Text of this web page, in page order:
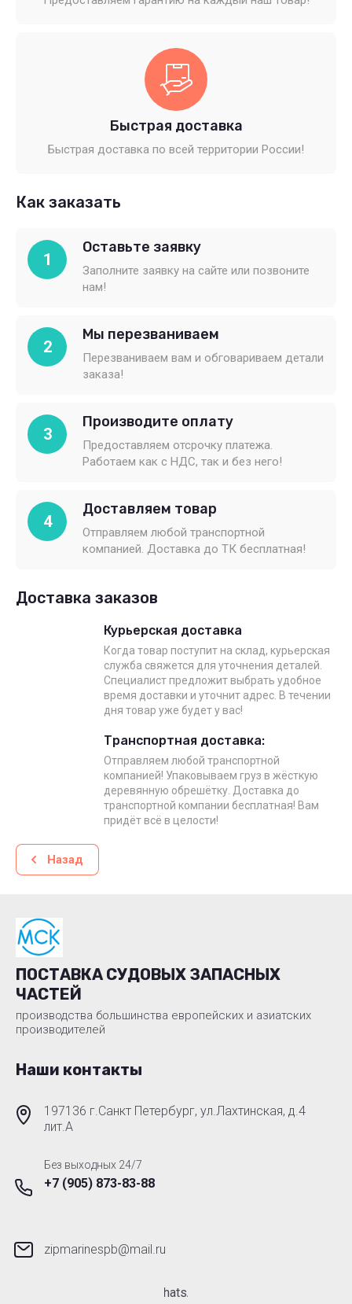
Быстрая доставка
Быстрая доставка по всей территории России!
Как заказать
1
Оставьте заявку
Заполните заявку на сайте или позвоните
нам!
2
Мы перезваниваем
Перезваниваем вам и обговариваем детали
заказа!
3
Производите оплату
Предоставляем отсрочку платежа.
Работаем как с НДС, так и без него!
4
Доставляем товар
Отправляем любой транспортной
компанией. Доставка до ТК бесплатная!
Доставка заказов
Курьерская доставка
Когда товар поступит на склад, курьерская
служба свяжется для уточнения деталей.
Специалист предложит выбрать удобное
время доставки и уточнит адрес. В течении
дня товар уже будет у вас!
Транспортная доставка:
Отправляем любой транспортной
компанией! Упаковываем груз в жёсткую
деревянную обрешётку. Доставка до
транспортной компании бесплатная! Вам
придёт всё в целости!
Назад
ПОСТАВКА СУДОВЫХ ЗАПАСНЫХ
ЧАСТЕЙ
производства большинства европейских и азиатских
производителей
Наши контакты
197136 г.Санкт Петербург, ул.Лахтинская, д.4
лит.А
Без выходных 24/7
+7 (905) 873-83-88
zipmarinespb@mail.ru
WhatsApp